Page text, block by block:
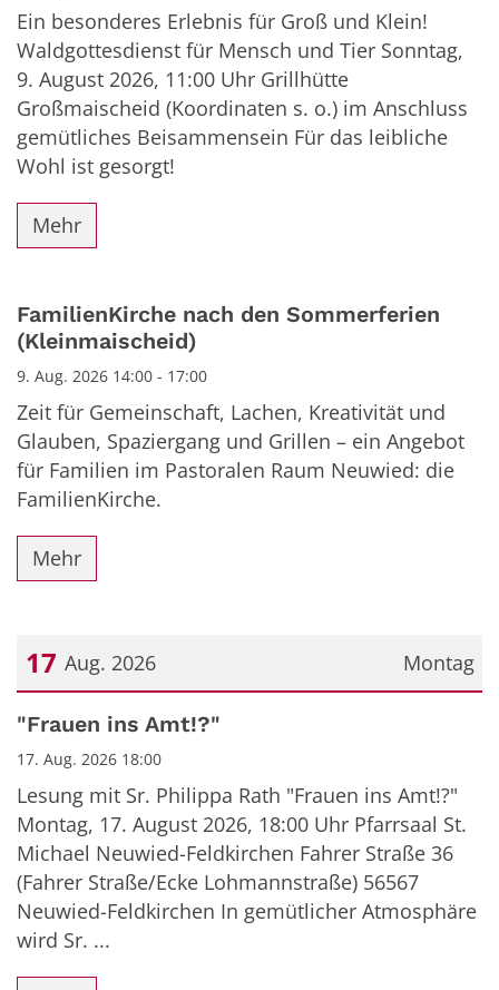
Ein besonderes Erlebnis für Groß und Klein!
Waldgottesdienst für Mensch und Tier Sonntag,
9. August 2026, 11:00 Uhr Grillhütte
Großmaischeid (Koordinaten s. o.) im Anschluss
gemütliches Beisammensein Für das leibliche
Wohl ist gesorgt!
Mehr
FamilienKirche nach den Sommerferien
(Kleinmaischeid)
9. Aug. 2026 14:00 - 17:00
Zeit für Gemeinschaft, Lachen, Kreativität und
Glauben, Spaziergang und Grillen – ein Angebot
für Familien im Pastoralen Raum Neuwied: die
FamilienKirche.
Mehr
Montag
17 Aug. 2026
Datum: 17. August 2026
"Frauen ins Amt!?"
17. Aug. 2026 18:00
Lesung mit Sr. Philippa Rath "Frauen ins Amt!?"
Montag, 17. August 2026, 18:00 Uhr Pfarrsaal St.
Michael Neuwied-Feldkirchen Fahrer Straße 36
(Fahrer Straße/Ecke Lohmannstraße) 56567
Neuwied-Feldkirchen In gemütlicher Atmosphäre
wird Sr. ...